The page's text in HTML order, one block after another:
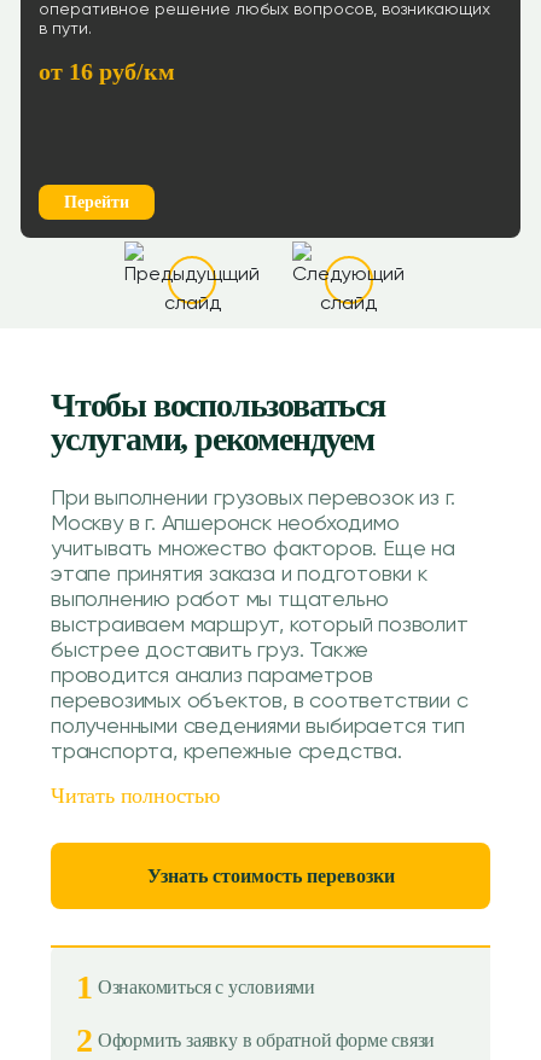
оперативное решение любых вопросов, возникающих
в пути.
от 16 руб/км
Перейти
Чтобы воспользоваться
услугами, рекомендуем
При выполнении грузовых перевозок из г.
Москву в г. Апшеронск необходимо
учитывать множество факторов. Еще на
этапе принятия заказа и подготовки к
выполнению работ мы тщательно
выстраиваем маршрут, который позволит
быстрее доставить груз. Также
проводится анализ параметров
перевозимых объектов, в соответствии с
полученными сведениями выбирается тип
транспорта, крепежные средства.
Читать полностью
Узнать стоимость перевозки
1 Ознакомиться с условиями
2 Оформить заявку в обратной форме связи